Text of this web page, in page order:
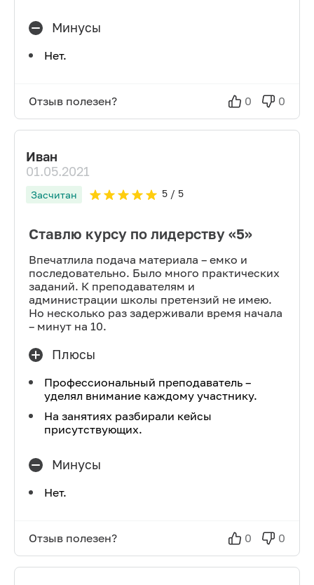
Минусы
Нет.
Отзыв полезен? 0 0
Иван
01.05.2021
Засчитан 5/ 5
Ставлю курсу по лидерству «5»
Впечатлила подача материала – емко и
последовательно. Было много практических
заданий. К преподавателям и
администрации школы претензий не имею.
Но несколько раз задерживали время начала
– минут на 10.
Плюсы
Профессиональный преподаватель –
уделял внимание каждому участнику.
На занятиях разбирали кейсы
присутствующих.
Минусы
Нет.
Отзыв полезен? 0 0